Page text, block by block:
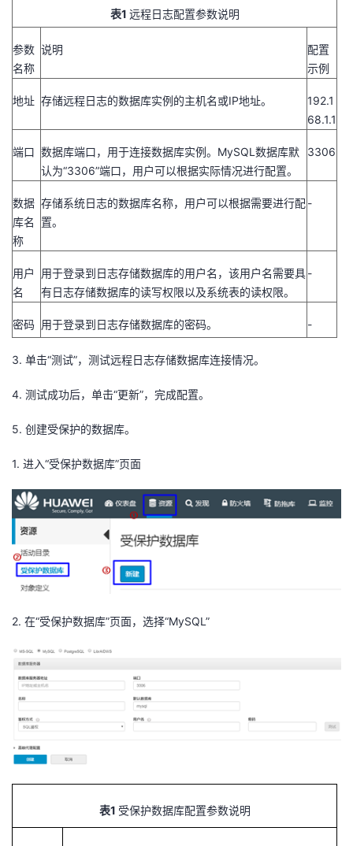
表1 远程日志配置参数说明
参数
名称
说明
配置
示例
地址 存储远程日志的数据库实例的主机名或IP地址。
192.1
68.1.1
端口 数据库端口，用于连接数据库实例。MySQL数据库默
认为“3306”端口，用户可以根据实际情况进行配置。
3306
数据
库名
称
存储系统日志的数据库名称，用户可以根据需要进行配
置。
-
用户
名
用于登录到日志存储数据库的用户名，该用户名需要具
有日志存储数据库的读写权限以及系统表的读权限。
-
密码 用于登录到日志存储数据库的密码。 -
3. 单击“测试”，测试远程日志存储数据库连接情况。
4. 测试成功后，单击“更新”，完成配置。
5. 创建受保护的数据库。
1. 进入“受保护数据库”页面
2. 在“受保护数据库”页面，选择“MySQL”
表1 受保护数据库配置参数说明